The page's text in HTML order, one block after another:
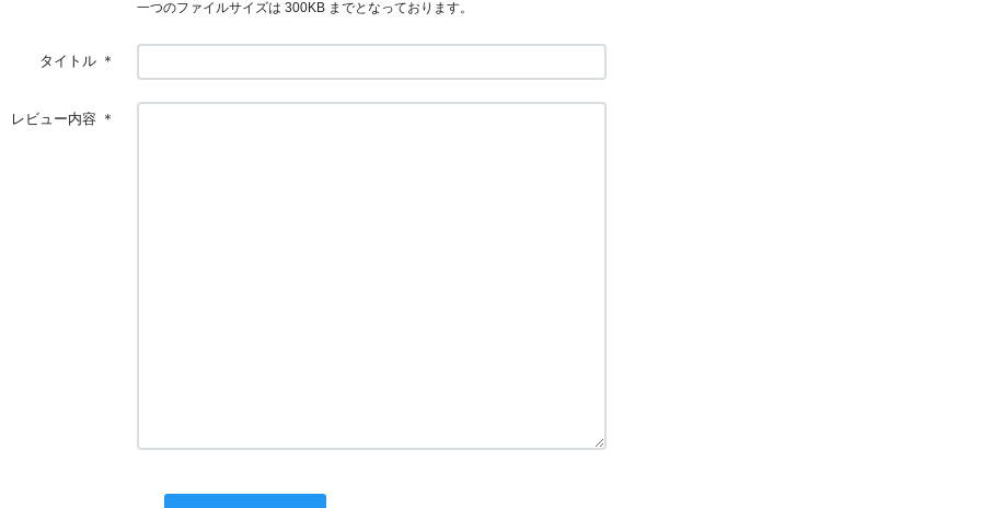
一つのファイルサイズは 300KB までとなっております。
タイトル ＊
レビュー内容 ＊